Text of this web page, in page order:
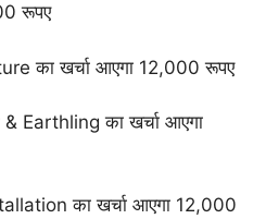
रूपए
का खर्चा आएगा 12,000 रूपए
Earthling का खर्चा आएगा
का खर्चा आएगा 12,000